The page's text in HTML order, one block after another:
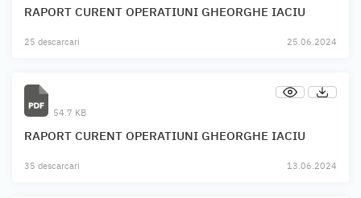
RAPORT CURENT OPERATIUNI GHEORGHE IACIU
25 descarcari 25.06.2024
54.7 KB
RAPORT CURENT OPERATIUNI GHEORGHE IACIU
35 descarcari 13.06.2024